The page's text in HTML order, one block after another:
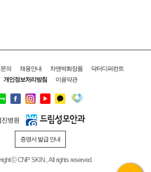
의 채용안내 차앤박화장품
닥터디퍼런트
개인정보처리방침
이용약관
진병원
증명서 발급 안내
CNP SKIN., All rights reserved.